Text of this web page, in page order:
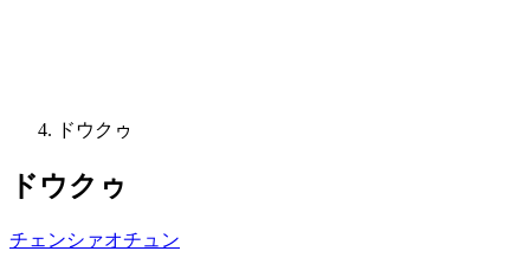
ドウクゥ
ドウクゥ
チェンシァオチュン